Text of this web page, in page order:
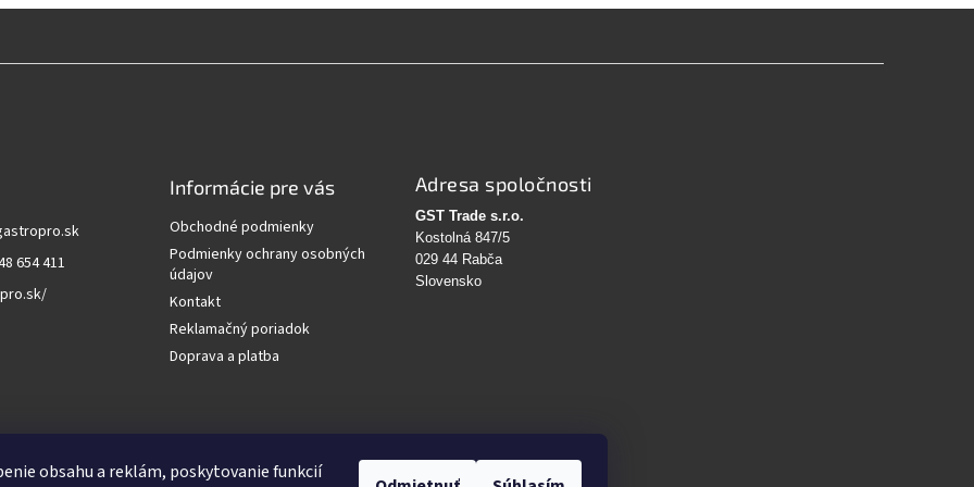
obsahu a reklám, poskytovanie funkcií
654 411
Informácie pre vás
Obchodné podmienky
Podmienky ochrany osobných
údajov
Kontakt
Reklamačný poriadok
Doprava a platba
Adresa spoločnosti
GST Trade s.r.o.
Kostolná 847/5
029 44 Rabča
Slovensko